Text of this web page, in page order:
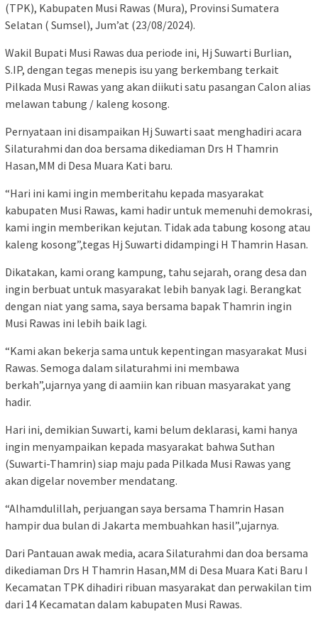
(TPK), Kabupaten Musi Rawas (Mura), Provinsi Sumatera
Selatan ( Sumsel), Jum’at (23/08/2024).
Wakil Bupati Musi Rawas dua periode ini, Hj Suwarti Burlian,
S.IP, dengan tegas menepis isu yang berkembang terkait
Pilkada Musi Rawas yang akan diikuti satu pasangan Calon alias
melawan tabung / kaleng kosong.
Pernyataan ini disampaikan Hj Suwarti saat menghadiri acara
Silaturahmi dan doa bersama dikediaman Drs H Thamrin
Hasan,MM di Desa Muara Kati baru.
“Hari ini kami ingin memberitahu kepada masyarakat
kabupaten Musi Rawas, kami hadir untuk memenuhi demokrasi,
kami ingin memberikan kejutan. Tidak ada tabung kosong atau
kaleng kosong”,tegas Hj Suwarti didampingi H Thamrin Hasan.
Dikatakan, kami orang kampung, tahu sejarah, orang desa dan
ingin berbuat untuk masyarakat lebih banyak lagi. Berangkat
dengan niat yang sama, saya bersama bapak Thamrin ingin
Musi Rawas ini lebih baik lagi.
“Kami akan bekerja sama untuk kepentingan masyarakat Musi
Rawas. Semoga dalam silaturahmi ini membawa
berkah”,ujarnya yang di aamiin kan ribuan masyarakat yang
hadir.
Hari ini, demikian Suwarti, kami belum deklarasi, kami hanya
ingin menyampaikan kepada masyarakat bahwa Suthan
(Suwarti-Thamrin) siap maju pada Pilkada Musi Rawas yang
akan digelar november mendatang.
“Alhamdulillah, perjuangan saya bersama Thamrin Hasan
hampir dua bulan di Jakarta membuahkan hasil”,ujarnya.
Dari Pantauan awak media, acara Silaturahmi dan doa bersama
dikediaman Drs H Thamrin Hasan,MM di Desa Muara Kati Baru I
Kecamatan TPK dihadiri ribuan masyarakat dan perwakilan tim
dari 14 Kecamatan dalam kabupaten Musi Rawas.